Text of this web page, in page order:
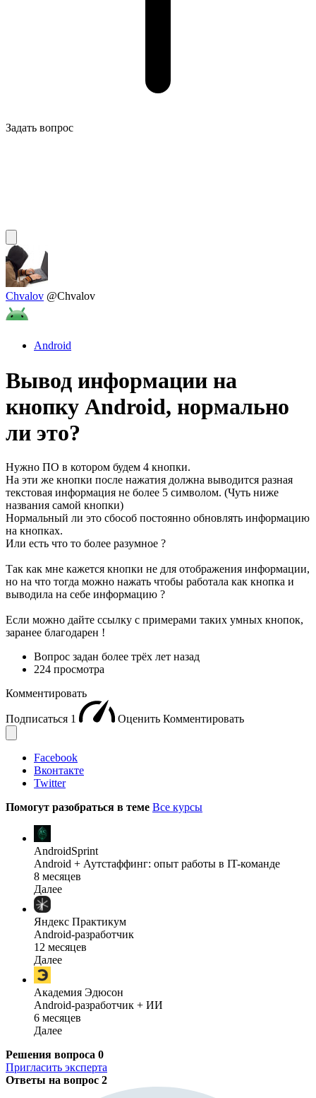
Задать вопрос
Chvalov @Chvalov
Android
Вывод информации на
кнопку Android, нормально
ли это?
Нужно ПО в котором будем 4 кнопки.
На эти же кнопки после нажатия должна выводится разная
текстовая информация не более 5 символом. (Чуть ниже
названия самой кнопки)
Нормальный ли это сбособ постоянно обновлять информацию
на кнопках.
Или есть что то более разумное ?
Так как мне кажется кнопки не для отображения информации,
но на что тогда можно нажать чтобы работала как кнопка и
выводила на себе информацию ?
Если можно дайте ссылку с примерами таких умных кнопок,
заранее благодарен !
Вопрос задан более трёх лет назад
224 просмотра
Комментировать
Подписаться 1 Оценить Комментировать
Facebook
Вконтакте
Twitter
Помогут разобраться в теме Все курсы
AndroidSprint
Android + Аутстаффинг: опыт работы в IT-команде
8 месяцев
Далее
Яндекс Практикум
Android-разработчик
12 месяцев
Далее
Академия Эдюсон
Android-разработчик + ИИ
6 месяцев
Далее
Решения вопроса 0
Пригласить эксперта
Ответы на вопрос 2